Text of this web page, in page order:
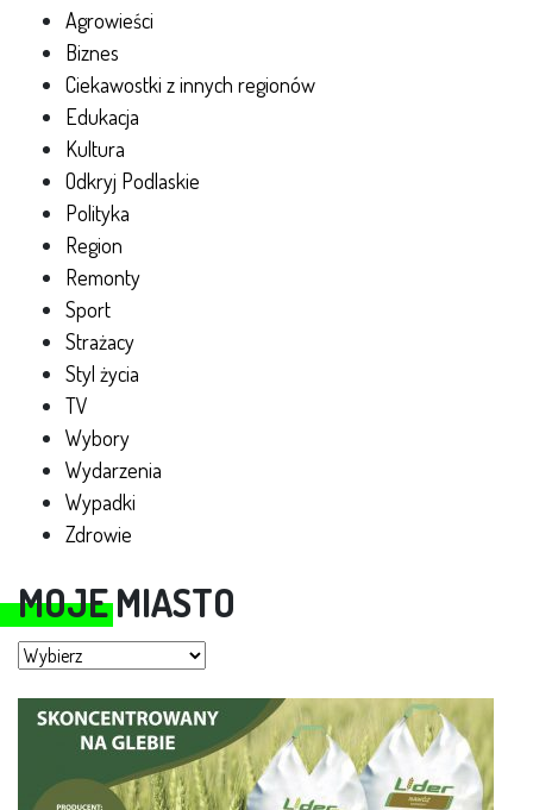
Agrowieści
Biznes
Ciekawostki z innych regionów
Edukacja
Kultura
Odkryj Podlaskie
Polityka
Region
Remonty
Sport
Strażacy
Styl życia
TV
Wybory
Wydarzenia
Wypadki
Zdrowie
MOJE MIASTO
Moje miasto